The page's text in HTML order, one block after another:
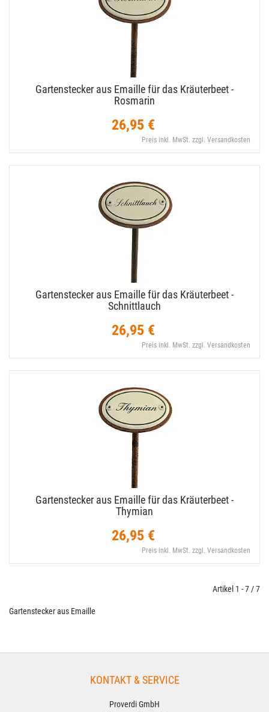
Gartenstecker aus Emaille für das Kräuterbeet -
Rosmarin
26,95 €
Preis inkl. MwSt. zzgl. Versandkosten
Gartenstecker aus Emaille für das Kräuterbeet -
Schnittlauch
26,95 €
Preis inkl. MwSt. zzgl. Versandkosten
Gartenstecker aus Emaille für das Kräuterbeet -
Thymian
26,95 €
Preis inkl. MwSt. zzgl. Versandkosten
Artikel 1 - 7 / 7
Gartenstecker aus Emaille
KONTAKT & SERVICE
Proverdi GmbH